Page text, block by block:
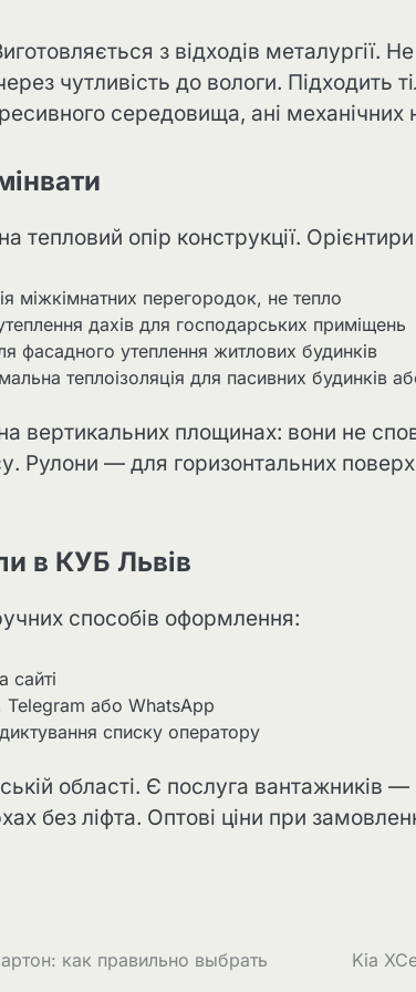
з відходів металургії.
чутливість до вологи. Підходить
середовища, ані механічних
опір конструкції. Орієнтири
міжкімнатних перегородок, не тепло
дахів для господарських приміщень
фасадного утеплення житлових будинків
теплоізоляція для пасивних будинків
вертикальних площинах: вони не
Рулони — для горизонтальних
в КУБ Львів
способів оформлення:
сайті
Telegram або WhatsApp
списку оператору
області. Є послуга вантажників
без ліфта. Оптові ціни при
как правильно выбрать
Kia